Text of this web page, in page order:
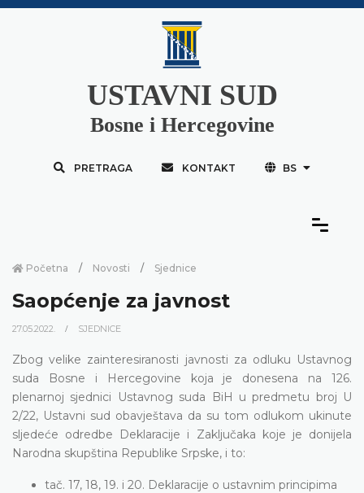
USTAVNI SUD
Bosne i Hercegovine
PRETRAGA KONTAKT BS
Početna Novosti Sjednice
Saopćenje za javnost
27.05.2022. SJEDNICE
Zbog velike zainteresiranosti javnosti za odluku Ustavnog
suda Bosne i Hercegovine koja je donesena na 126.
plenarnoj sjednici Ustavnog suda BiH u predmetu broj U
2/22, Ustavni sud obavještava da su tom odlukom ukinute
sljedeće odredbe Deklaracije i Zaključaka koje je donijela
Narodna skupština Republike Srpske, i to:
tač. 17, 18, 19. i 20. Deklaracije o ustavnim principima